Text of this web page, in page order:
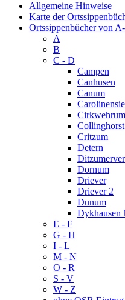
Allgemeine Hinweise
Karte der
Ortssippenbücher von
A
B
C - D
Campen
Canhusen
Canum
Cirkwehrum
Collinghorst
Critzum
Detern
Dornum
Driever
Driever 2
Dunum
Dykhausen
E - F
G - H
I - L
M - N
O - R
S - V
W - Z